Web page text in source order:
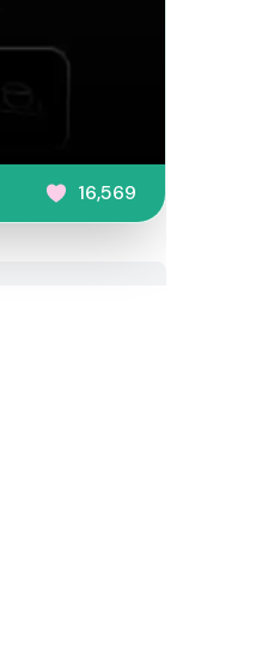
16,569